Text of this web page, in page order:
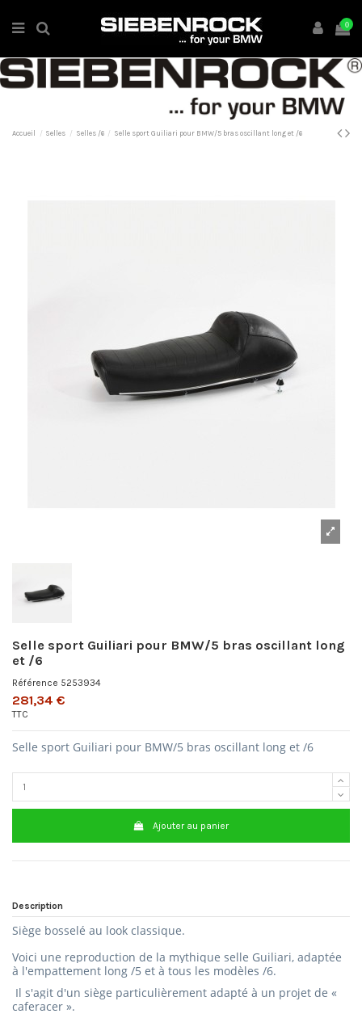
0
Accueil Selles Selles /6 Selle sport Guiliari pour BMW/5 bras oscillant long et /6
Selle sport Guiliari pour BMW/5 bras oscillant long
et /6
Référence 5253934
281,34 €
TTC
Selle sport Guiliari pour BMW/5 bras oscillant long et /6
Ajouter au panier
Description
Siège bosselé au look classique.
Voici une reproduction de la mythique selle Guiliari, adaptée
à l'empattement long /5 et à tous les modèles /6.
Il s'agit d'un siège particulièrement adapté à un projet de «
caferacer ».